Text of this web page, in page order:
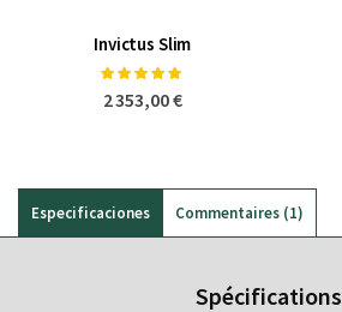
Invictus Slim
Notation:
2 353,00 €
Especificaciones
Spécifications
Commentaires 1